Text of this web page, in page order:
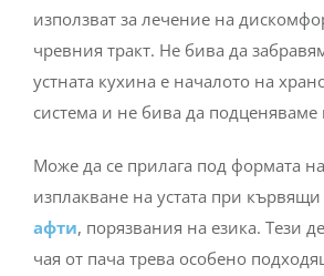
използват за лечение на
чревния тракт. Не бива да
устната кухина е началото на
система и не бива да подценяваме
Може да се прилага под формата
изплакване на устата при
афти, порязвания на езика. Тези
чая от пача трева особено